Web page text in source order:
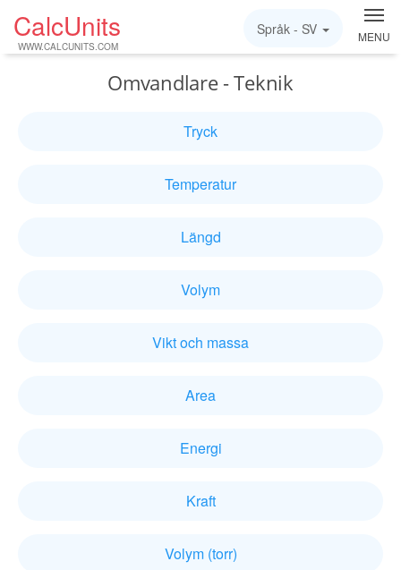
CalcUnits
WWW.CALCUNITS.COM
MENU
Språk - SV
Omvandlare - Teknik
Tryck
Temperatur
Längd
Volym
Vikt och massa
Area
Energi
Kraft
Volym (torr)